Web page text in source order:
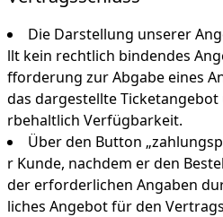
Die Darstellung unserer
llt kein rechtlich bindendes
fforderung zur Abgabe eines
das dargestellte
rbehaltlich Verfügbarkeit.
Über den Button
r Kunde, nachdem er den
der erforderlichen Angaben
liches Angebot für den